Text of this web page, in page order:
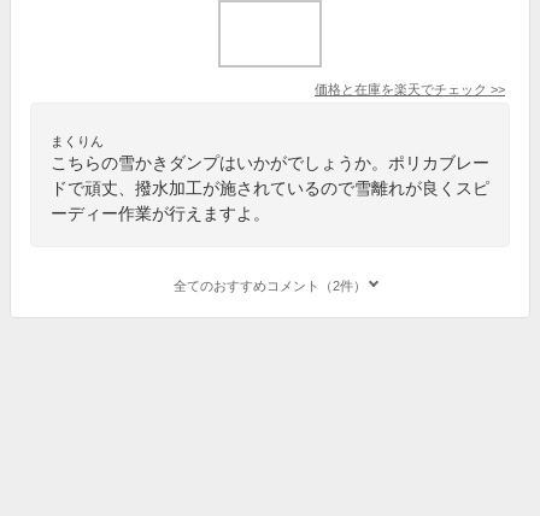
価格と在庫を楽天でチェック >>
まくりん
こちらの雪かきダンプはいかがでしょうか。ポリカブレー
ドで頑丈、撥水加工が施されているので雪離れが良くスピ
ーディー作業が行えますよ。
全てのおすすめコメント（2件）